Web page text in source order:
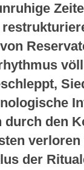
durch den
der